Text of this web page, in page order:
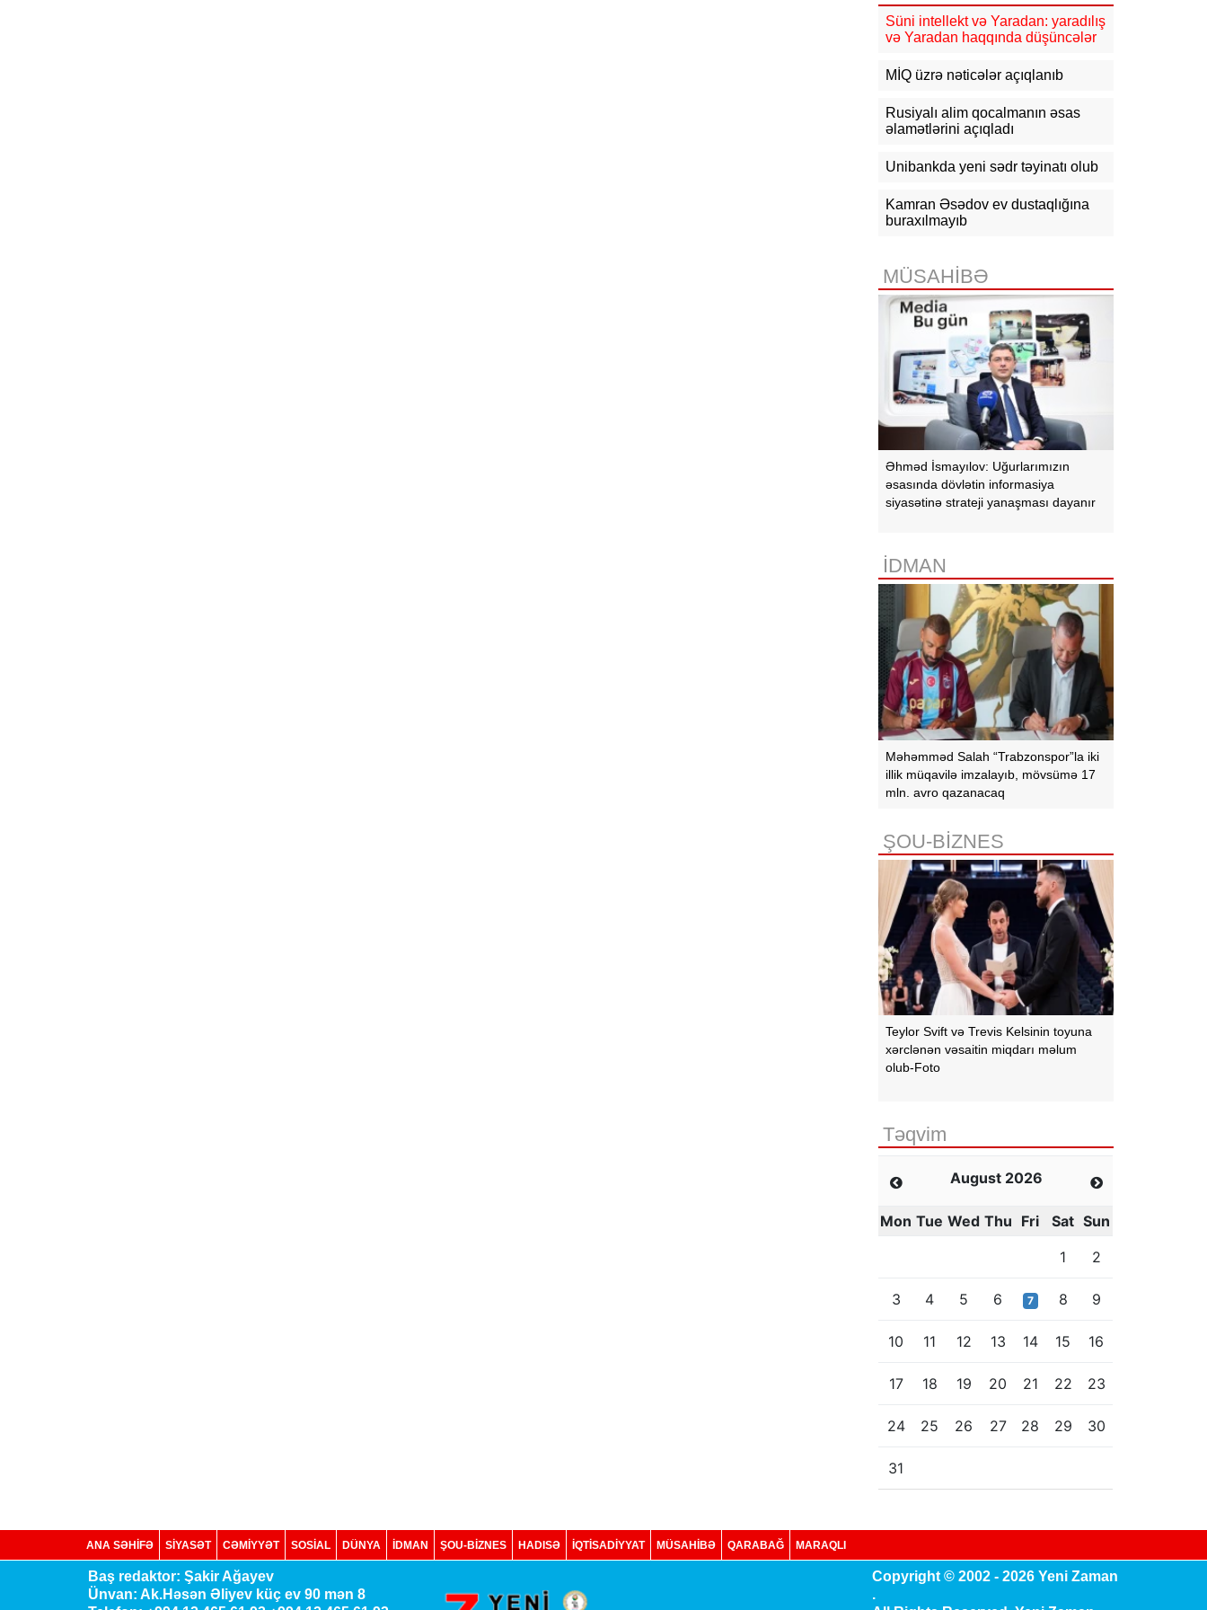
güclənəcək -XƏBƏRDARLIQ
16:10 Jurnalistika ixtisası üzrə
açıqlanıb
15:50 Ədliyyə naziri Lerik rayonunda
vətəndaşları qəbul edib
15:24
Bakının mərkəzində 3
obyektdə və evdə yanğın
zəhərlənib
14:50 Türkiyə, Səudiyyə Ərəbistanı
və Pakistan Məkkə Sazişini
imzalayıb: Üzvlərdən birinə hücum
hamısına hücum sayılacaq
Süni intellekt və Yaradan: yaradılış
və Yaradan haqqında düşüncələr
MİQ üzrə nəticələr açıqlanıb
Rusiyalı alim qocalmanın əsas
əlamətlərini açıqladı
Unibankda yeni sədr təyinatı olub
Kamran Əsədov ev dustaqlığına
buraxılmayıb
MÜSAHİBƏ
Əhməd İsmayılov: Uğurlarımızın
əsasında dövlətin informasiya
siyasətinə strateji yanaşması dayanır
İDMAN
Məhəmməd Salah “Trabzonspor”la iki
illik müqavilə imzalayıb, mövsümə 17
mln. avro qazanacaq
ŞOU-BİZNES
Teylor Svift və Trevis Kelsinin toyuna
xərclənən vəsaitin miqdarı məlum
olub-Foto
Təqvim
August 2026
Mon Tue Wed Thu Fri Sat Sun
1
2
3 4 5 6 7 8 9
10 11 12 13 14 15 16
17 18 19 20 21 22 23
24 25 26 27 28 29 30
31
ANA SƏHİFƏ SİYASƏT CƏMİYYƏT SOSIAL DÜNYA İDMAN ŞOU-BİZNES HADISƏ İQTISADIYYAT MÜSAHİBƏ QARABAĞ MARAQLI
Baş redaktor: Şakir Ağayev
Ünvan: Ak.Həsən Əliyev küç ev 90 mən 8
Copyright © 2002 - 2026 Yeni Zaman
.